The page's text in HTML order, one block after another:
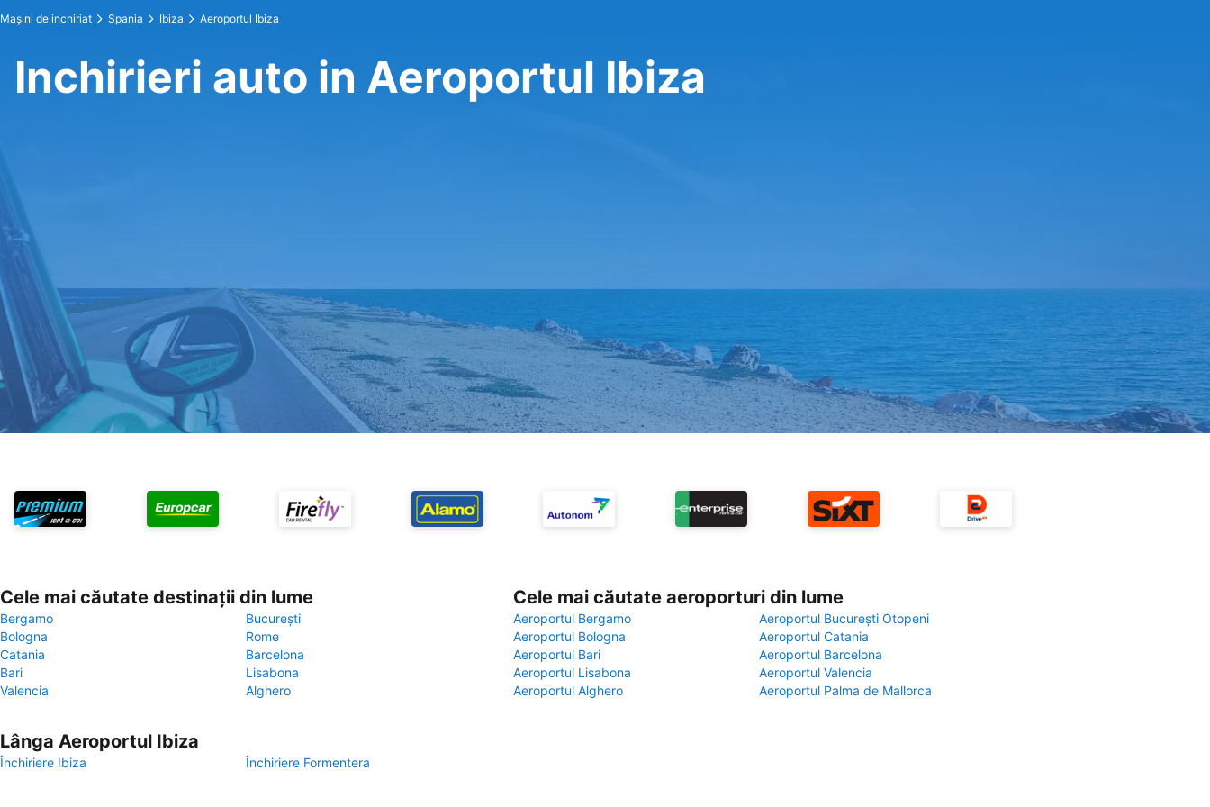
Maşini de inchiriat Spania Ibiza Aeroportul Ibiza
Inchirieri auto in Aeroportul Ibiza
Cele mai căutate destinații din lume
Bergamo
București
Bologna
Rome
Catania
Barcelona
Bari
Lisabona
Valencia
Alghero
Cele mai căutate aeroporturi din lume
Aeroportul Bergamo
Aeroportul București Otopeni
Aeroportul Bologna
Aeroportul Catania
Aeroportul Bari
Aeroportul Barcelona
Aeroportul Lisabona
Aeroportul Valencia
Aeroportul Alghero
Aeroportul Palma de Mallorca
Lânga Aeroportul Ibiza
Închiriere Ibiza Închiriere Formentera